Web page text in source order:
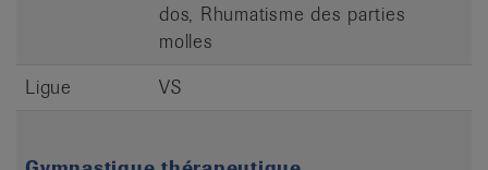
dos, Rhumatisme des parties
molles
Ligue
VS